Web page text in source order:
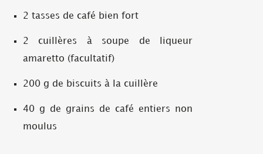
2 tasses de café bien fort
2 cuillères à soupe de liqueur
amaretto (facultatif)
200 g de biscuits à la cuillère
40 g de grains de café entiers non
moulus